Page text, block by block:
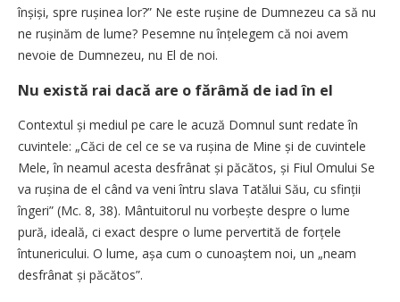
înșiși, spre rușinea lor?” Ne este rușine de Dumnezeu ca să nu
ne rușinăm de lume? Pesemne nu înțelegem că noi avem
nevoie de Dumnezeu, nu El de noi.
Nu există rai dacă are o fărâmă de iad în el
Contextul și mediul pe care le acuză Domnul sunt redate în
cuvintele: „Căci de cel ce se va rușina de Mine și de cuvintele
Mele, în neamul acesta desfrânat și păcătos, și Fiul Omului Se
va rușina de el când va veni întru slava Tatălui Său, cu sfinții
îngeri” (Mc. 8, 38). Mântuitorul nu vorbește despre o lume
pură, ideală, ci exact despre o lume pervertită de forțele
întunericului. O lume, așa cum o cunoaștem noi, un „neam
desfrânat și păcătos”.